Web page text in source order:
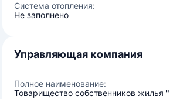
Система отопления:
Не заполнено
Управляющая компания
Полное наименование:
Товарищество собственников жилья